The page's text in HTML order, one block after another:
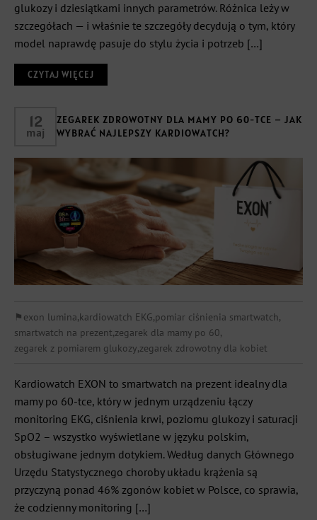
glukozy i dziesiątkami innych parametrów. Różnica leży w
szczegółach — i właśnie te szczegóły decydują o tym, który
model naprawdę pasuje do stylu życia i potrzeb […]
CZYTAJ WIĘCEJ
12
maj
ZEGAREK ZDROWOTNY DLA MAMY PO 60-TCE – JAK
WYBRAĆ NAJLEPSZY KARDIOWATCH?
⚑ exon lumina,kardiowatch EKG,pomiar ciśnienia smartwatch,
smartwatch na prezent,zegarek dla mamy po 60,
zegarek z pomiarem glukozy,zegarek zdrowotny dla kobiet
Kardiowatch EXON to smartwatch na prezent idealny dla
mamy po 60-tce, który w jednym urządzeniu łączy
monitoring EKG, ciśnienia krwi, poziomu glukozy i saturacji
SpO2 – wszystko wyświetlane w języku polskim,
obsługiwane jednym dotykiem. Według danych Głównego
Urzędu Statystycznego choroby układu krążenia są
przyczyną ponad 46% zgonów kobiet w Polsce, co sprawia,
że codzienny monitoring […]